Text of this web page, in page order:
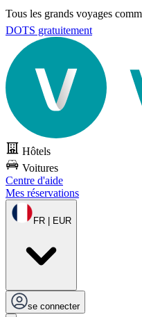
Tous les grands voyages
DOTS gratuitement
Hôtels
Voitures
Centre d'aide
Mes réservations
FR | EUR
se connecter